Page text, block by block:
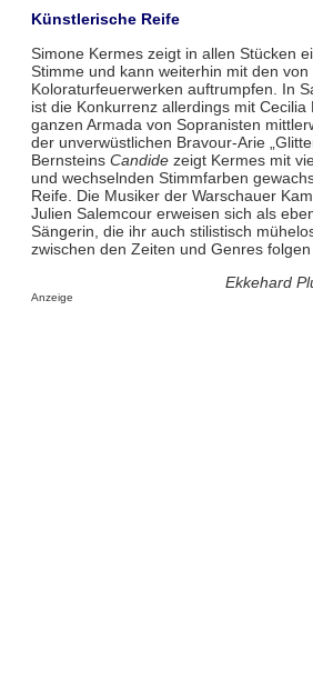
Künstlerische Reife
Simone Kermes zeigt in allen Stücken
Stimme und kann weiterhin mit den
Koloraturfeuerwerken auftrumpfen. In
ist die Konkurrenz allerdings mit Cecilia
ganzen Armada von Sopranisten
der unverwüstlichen Bravour-Arie
Bernsteins Candidezeigt Kermes mit
und wechselnden Stimmfarben
Reife. Die Musiker der Warschauer
Julien Salemcour erweisen sich als
Sängerin, die ihr auch stilistisch
zwischen den Zeiten und Genres folgen
Ekkehard
Anzeige